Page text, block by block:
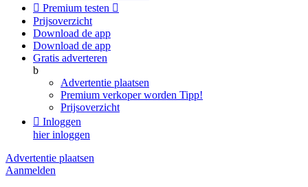
 Premium testen 
Prijsoverzicht
Download de app
Download de app
Gratis adverteren
b
Advertentie plaatsen
Premium verkoper worden Tipp!
Prijsoverzicht
 Inloggen
hier inloggen
Advertentie plaatsen
Aanmelden